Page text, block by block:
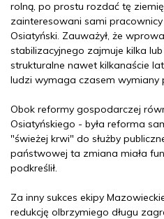
rolną, po prostu rozdać tę
zainteresowani sami
Osiatyński. Zauważył, że
stabilizacyjnego zajmuje kilka
strukturalne nawet kilkanaście
ludzi wymaga czasem wymiany
Obok reformy gospodarczej
Osiatyńskiego - była reforma
"świeżej krwi" do służby
państwowej ta zmiana miała
podkreślił.
Za inny sukces ekipy
redukcję olbrzymiego długu